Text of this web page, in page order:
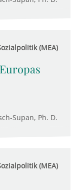
(MEA)
Supan, Ph. D.
(MEA)